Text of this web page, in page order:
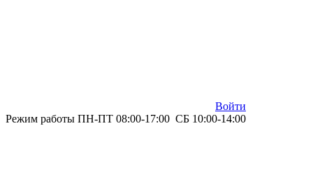
Войти
Режим работы ПН-ПТ 08:00-17:00 СБ 10:00-14:00